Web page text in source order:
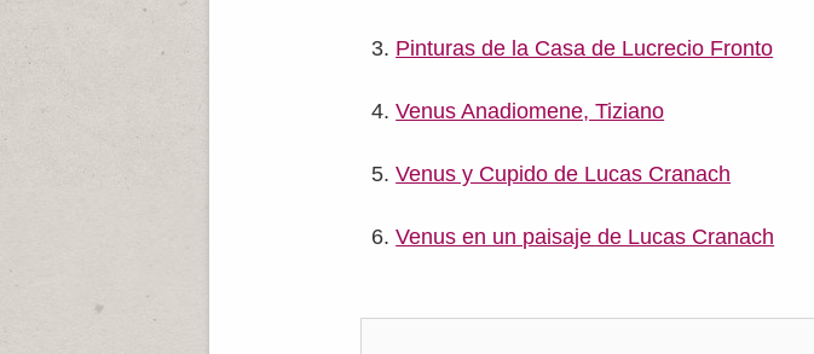
Pinturas de la Casa de Lucrecio Fronto
Venus Anadiomene, Tiziano
Venus y Cupido de Lucas Cranach
Venus en un paisaje de Lucas Cranach